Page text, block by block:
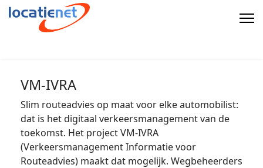
VM-IVRA
Slim routeadvies op maat voor elke automobilist:
dat is het digitaal verkeersmanagement van de
toekomst. Het project VM-IVRA
(Verkeersmanagement Informatie voor
Routeadvies) maakt dat mogelijk. Wegbeheerders